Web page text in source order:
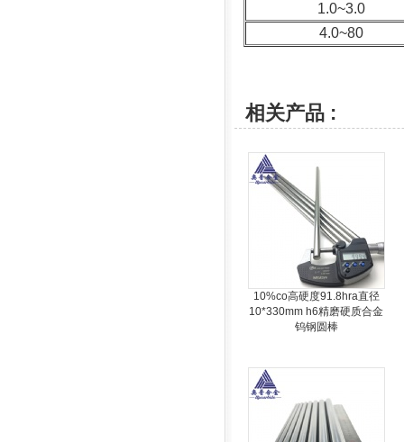
1.0~3.0
4.0~80
相关产品 :
10%co高硬度91.8hra直径
10*330mm h6精磨硬质合金
钨钢圆棒